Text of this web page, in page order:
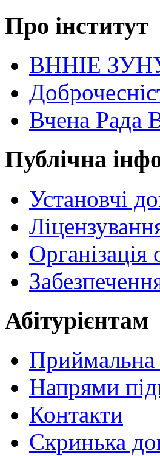
Про інститут
ВННІЕ
Вчена Рада
Публічна
Установчі
Організація
Абітурієнтам
Приймальна
Напрями
Контакти
Скринька